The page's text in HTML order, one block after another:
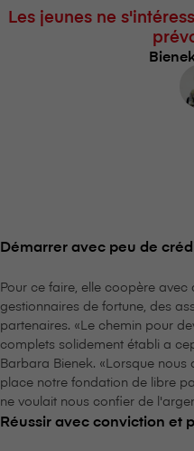
Les jeunes ne
Démarrer avec peu de
Pour ce faire, elle coopère avec
gestionnaires de fortune, des
partenaires. «Le chemin pour
complets solidement établi a
Barbara Bienek. «Lorsque
place notre fondation de libre
ne voulait nous confier de
Réussir avec conviction et